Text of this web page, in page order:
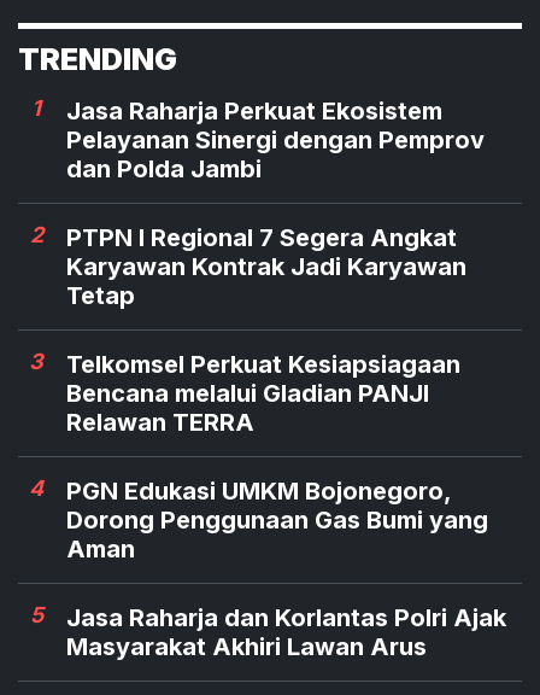
TRENDING
1
Jasa Raharja Perkuat Ekosistem
Pelayanan Sinergi dengan Pemprov
dan Polda Jambi
2
PTPN I Regional 7 Segera Angkat
Karyawan Kontrak Jadi Karyawan
Tetap
3
Telkomsel Perkuat Kesiapsiagaan
Bencana melalui Gladian PANJI
Relawan TERRA
4
PGN Edukasi UMKM Bojonegoro,
Dorong Penggunaan Gas Bumi yang
Aman
5
Jasa Raharja dan Korlantas Polri Ajak
Masyarakat Akhiri Lawan Arus